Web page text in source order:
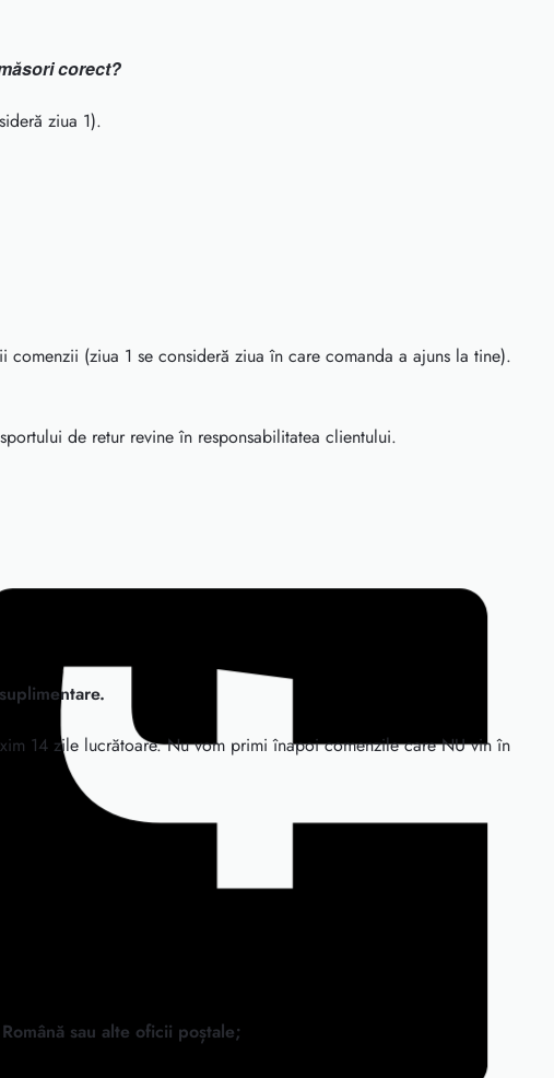
corect?
ziua 1).
(ziua 1 se consideră ziua în care comanda a ajuns la tine).
de retur revine în responsabilitatea clientului.
14 zile lucrătoare. Nu vom primi înapoi comenzile care NU vin în
sau alte oficii poștale;